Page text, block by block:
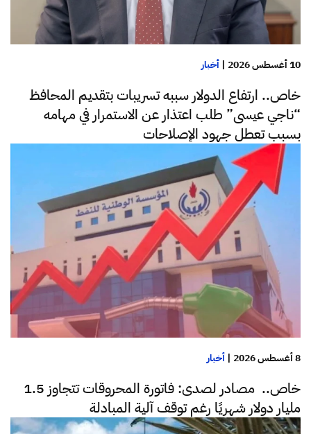
10 أغسطس 2026 | أخبار
خاص.. ارتفاع الدولار سببه تسريبات بتقديم المحافظ
“ناجي عيسى” طلب اعتذار عن الاستمرار في مهامه
بسبب تعطل جهود الإصلاحات
8 أغسطس 2026 | أخبار
خاص.. مصادر لصدى: فاتورة المحروقات تتجاوز 1.5
مليار دولار شهريًا رغم توقف آلية المبادلة